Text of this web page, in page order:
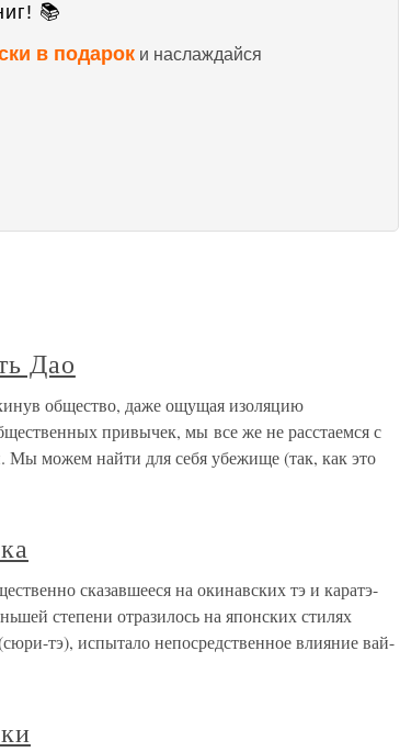
📚
в подарок и наслаждайся
Дао
общество, даже ощущая изоляцию
привычек, мы все же не расстаемся с
Мы можем найти для себя убежище (так, как это
сказавшееся на окинавских тэ и каратэ-
степени отразилось на японских стилях
тэ), испытало непосредственное влияние вай-